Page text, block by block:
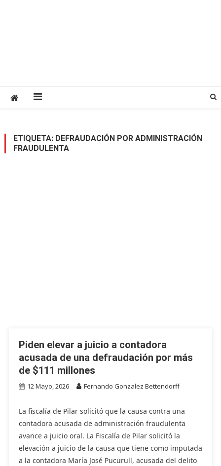
ETIQUETA: DEFRAUDACIÓN POR ADMINISTRACIÓN
FRAUDULENTA
Piden elevar a juicio a contadora
acusada de una defraudación por más
de $111 millones
12 Mayo, 2026 Fernando Gonzalez Bettendorff
La fiscalía de Pilar solicitó que la causa contra una
contadora acusada de administración fraudulenta
avance a juicio oral. La Fiscalía de Pilar solicitó la
elevación a juicio de la causa que tiene como imputada
a la contadora María José Pucurull, acusada del delito